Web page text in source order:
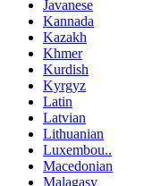
Javanese
Kannada
Kazakh
Khmer
Kurdish
Kyrgyz
Latin
Latvian
Lithuanian
Luxembou..
Macedonian
Malagasy